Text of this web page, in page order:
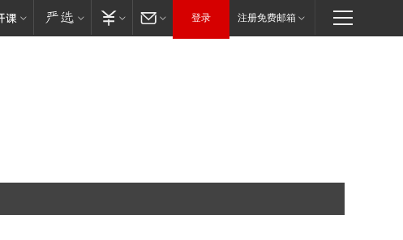
登录 注册免费邮箱